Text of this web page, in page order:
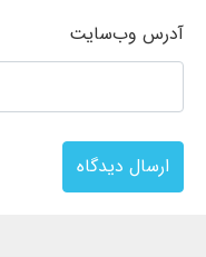
آدرس وب‌سایت
ارسال دیدگاه